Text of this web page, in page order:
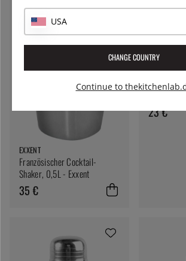
EXXENT
Französischer Cocktail-
Shaker, 0,5L - Exxent
35 €
EXXENT
Boston-
23 €
USA
CHANGE COUNTRY
Continue to